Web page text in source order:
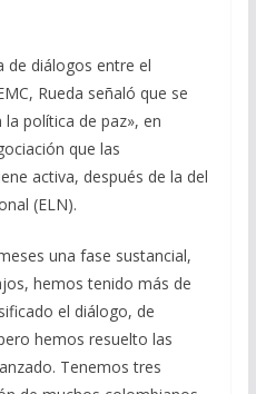
de diálogos entre el
Rueda señaló que se
política de paz», en
que las
activa, después de la del
(ELN).
una fase sustancial,
hemos tenido más de
el diálogo, de
hemos resuelto las
Tenemos tres